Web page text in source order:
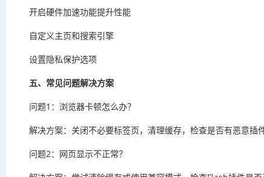
开启硬件加速功能提升性能
自定义主页和搜索引擎
设置隐私保护选项
五、常见问题解决方案
问题1：浏览器卡顿怎么办？
解决方案：关闭不必要标签页，清理缓存，检查是否有恶意插件
问题2：网页显示不正常？